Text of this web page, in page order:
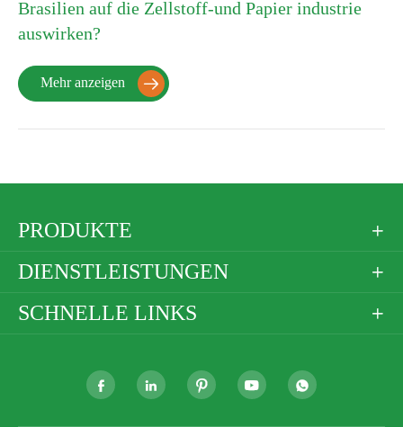
Brasilien auf die Zellstoff-und Papier industrie
auswirken?
Mehr anzeigen 
PRODUKTE 
DIENSTLEISTUNGEN 
SCHNELLE LINKS 
    